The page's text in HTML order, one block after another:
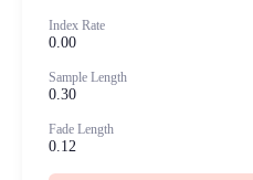
Index Rate
0.00
Sample Length
0.30
Fade Length
0.12